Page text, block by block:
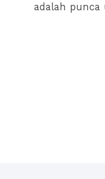
adalah punca